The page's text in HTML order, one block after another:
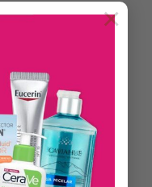
×
para
de las pieles secas y
alivia
suavidad y
que refuerza la
hasta 24 horas de
la capacidad de